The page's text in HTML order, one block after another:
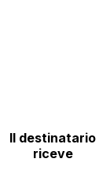
Il destinatario
riceve